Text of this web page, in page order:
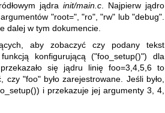
jądra init/main.c. Najpierw jądro
"root=", "ro", "rw" lub "debug".
dalej w tym dokumencie.
aby zobaczyć czy podany tekst
konfigurującą ("foo_setup()") dla
się jądru linię foo=3,4,5,6 to
"foo" było zarejestrowane. Jeśli było,
i przekazuje jej argumenty 3, 4,